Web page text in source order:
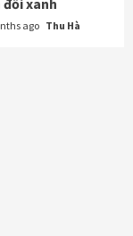
ago Thu Hà